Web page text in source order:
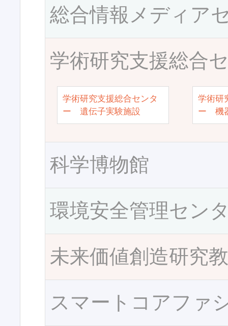
総合情報メディア
学術研究支援総合
学術研究支援総合センタ
ー 遺伝子実験施設
学術研
ー 機
科学博物館
環境安全管理セン
未来価値創造研究
スマートコアファ